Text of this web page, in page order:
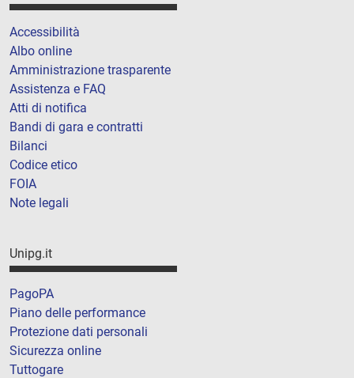
Accessibilità
Albo online
Amministrazione trasparente
Assistenza e FAQ
Atti di notifica
Bandi di gara e contratti
Bilanci
Codice etico
FOIA
Note legali
Unipg.it
PagoPA
Piano delle performance
Protezione dati personali
Sicurezza online
Tuttogare